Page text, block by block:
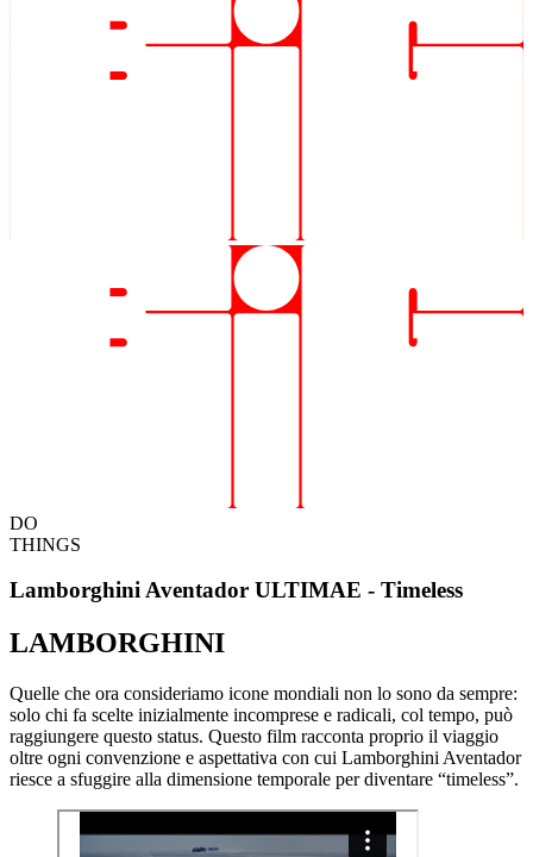
DO
THINGS
Lamborghini Aventador ULTIMAE - Timeless
LAMBORGHINI
Quelle che ora consideriamo icone mondiali non lo sono da sempre:
solo chi fa scelte inizialmente incomprese e radicali, col tempo, può
raggiungere questo status. Questo film racconta proprio il viaggio
oltre ogni convenzione e aspettativa con cui Lamborghini Aventador
riesce a sfuggire alla dimensione temporale per diventare “timeless”.